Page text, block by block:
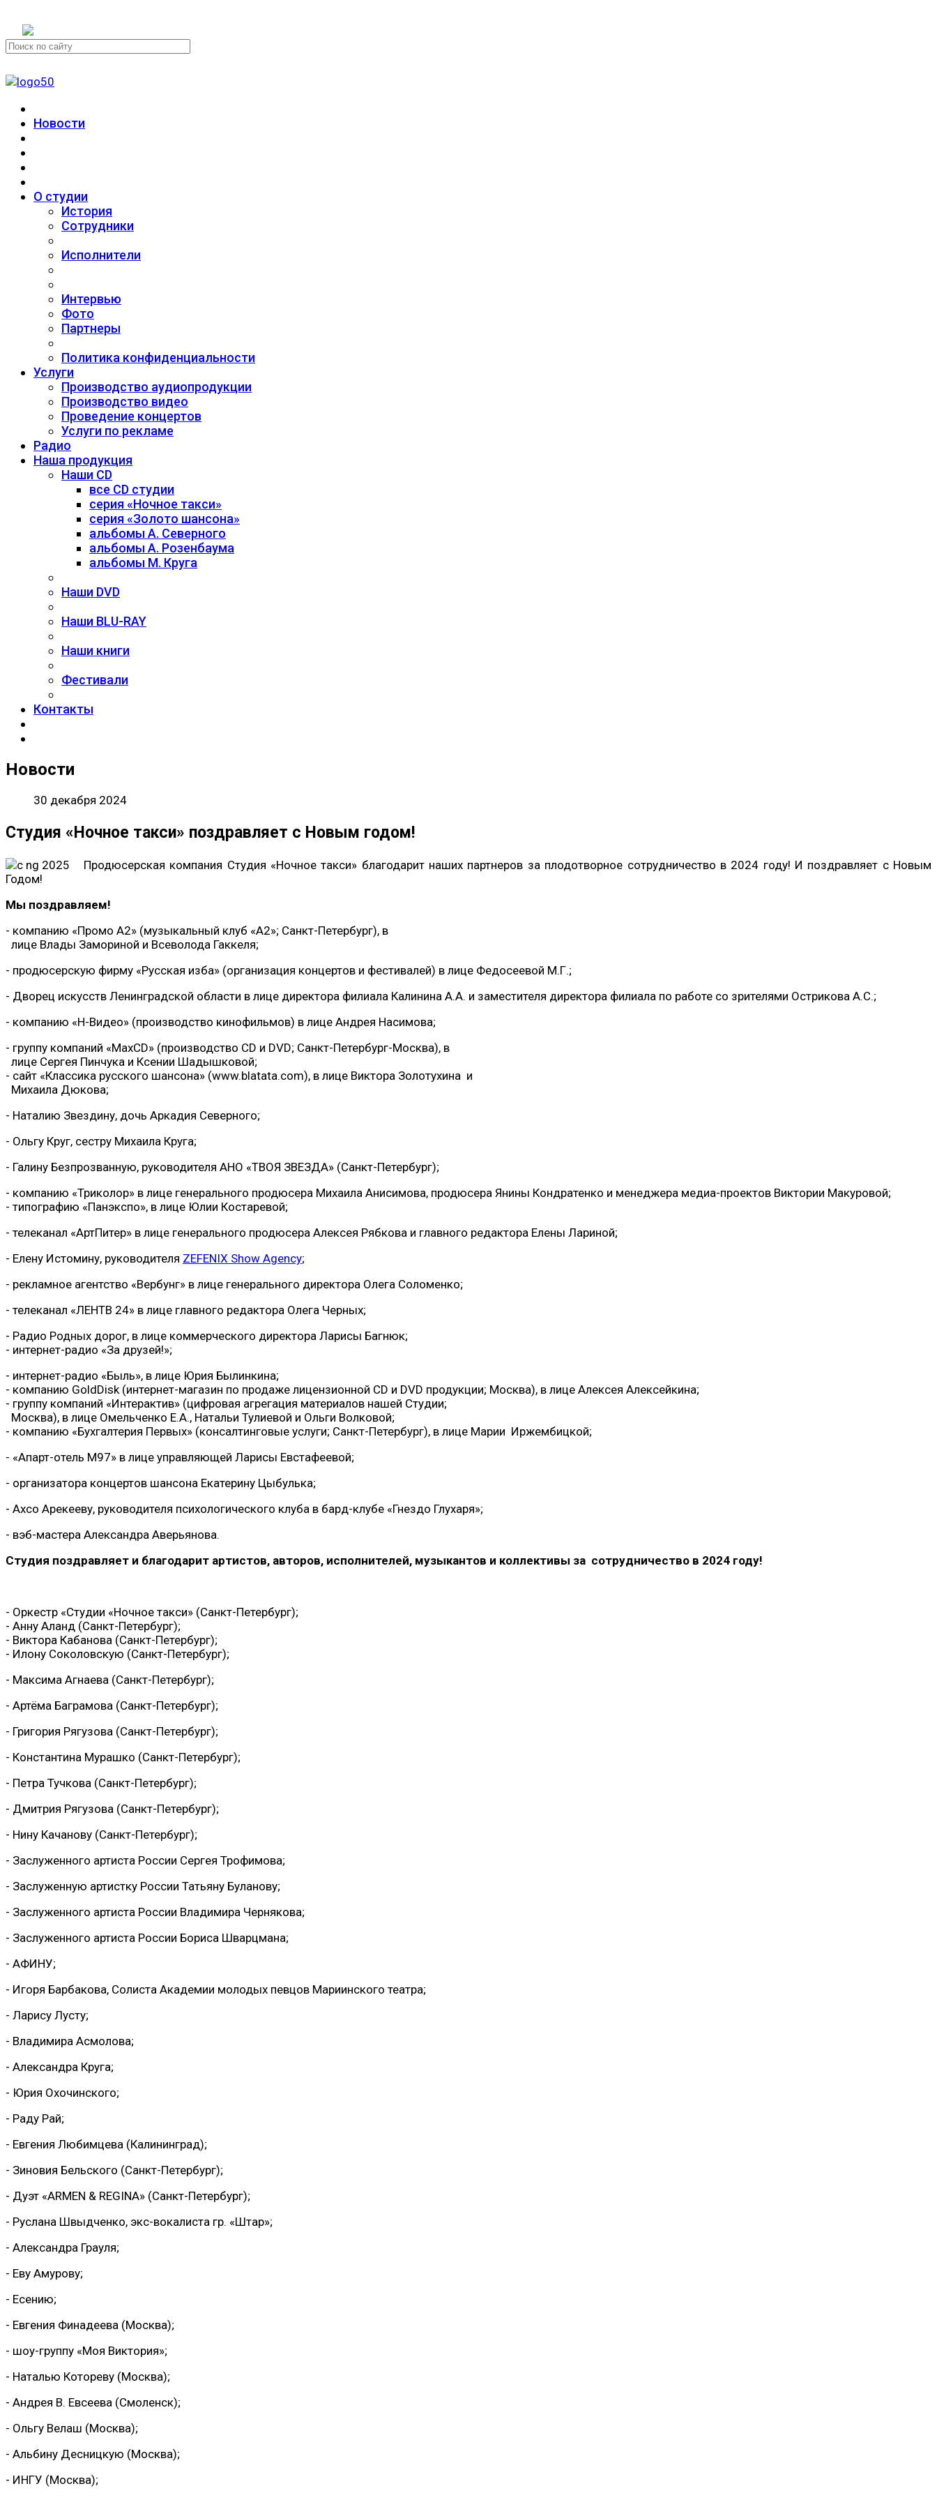
Новости
О студии
История
Сотрудники
Исполнители
Интервью
Фото
Партнеры
Политика конфиденциальности
Услуги
Производство аудиопродукции
Производство видео
Проведение концертов
Услуги по рекламе
Радио
Наша продукция
Наши CD
все CD студии
серия «Ночное такси»
серия «Золото шансона»
альбомы А. Северного
альбомы А. Розенбаума
альбомы М. Круга
Наши DVD
Наши BLU-RAY
Наши книги
Фестивали
Контакты
Новости
30 декабря 2024
Студия «Ночное такси» поздравляет с Новым годом!
Продюсерская компания Студия «Ночное такси» благодарит наших партнеров за плодотворное сотрудничество в 2024 году! И поздравляет с Новым
Годом!
Мы поздравляем!
- компанию «Промо А2» (музыкальный клуб «A2»; Санкт-Петербург), в
лице Влады Замориной и Всеволода Гаккеля;
- продюсерскую фирму «Русская изба» (организация концертов и фестивалей) в лице Федосеевой М.Г.;
- Дворец искусств Ленинградской области в лице директора филиала Калинина А.А. и заместителя директора филиала по работе со зрителями Острикова А.С.;
- компанию «Н-Видео» (производство кинофильмов) в лице Андрея Насимова;
- группу компаний «МаxCD» (производство CD и DVD; Санкт-Петербург-Москва), в
лице Сергея Пинчука и Ксении Шадышковой;
- сайт «Классика русского шансона» (www.blatata.com), в лице Виктора Золотухина и
Михаила Дюкова;
- Наталию Звездину, дочь Аркадия Северного;
- Ольгу Круг, сестру Михаила Круга;
- Галину Безпрозванную, руководителя АНО «ТВОЯ ЗВЕЗДА» (Санкт-Петербург);
- компанию «Триколор» в лице генерального продюсера Михаила Анисимова, продюсера Янины Кондратенко и менеджера медиа-проектов Виктории Макуровой;
- типографию «Панэкспо», в лице Юлии Костаревой;
- телеканал «АртПитер» в лице генерального продюсера Алексея Рябкова и главного редактора Елены Лариной;
- Елену Истомину, руководителя ZEFENIX Show Agency;
- рекламное агентство «Вербунг» в лице генерального директора Олега Соломенко;
- телеканал «ЛЕНТВ 24» в лице главного редактора Олега Черных;
- Радио Родных дорог, в лице коммерческого директора Ларисы Багнюк;
- интернет-радио «За друзей!»;
- интернет-радио «Быль», в лице Юрия Былинкина;
- компанию GoldDisk (интернет-магазин по продаже лицензионной CD и DVD продукции; Москва), в лице Алексея Алексейкина;
- группу компаний «Интерактив» (цифровая агрегация материалов нашей Студии;
Москва), в лице Омельченко Е.А., Натальи Тулиевой и Ольги Волковой;
- компанию «Бухгалтерия Первых» (консалтинговые услуги; Санкт-Петербург), в лице Марии Иржембицкой;
- «Апарт-отель М97» в лице управляющей Ларисы Евстафеевой;
- организатора концертов шансона Екатерину Цыбулька;
- Ахсо Арекееву, руководителя психологического клуба в бард-клубе «Гнездо Глухаря»;
- вэб-мастера Александра Аверьянова.
Студия поздравляет и благодарит артистов, авторов, исполнителей, музыкантов и коллективы за сотрудничество в 2024 году!
- Оркестр «Студии «Ночное такси» (Санкт-Петербург);
- Анну Аланд (Санкт-Петербург);
- Виктора Кабанова (Санкт-Петербург);
- Илону Соколовскую (Санкт-Петербург);
- Максима Агнаева (Санкт-Петербург);
- Артёма Баграмова (Санкт-Петербург);
- Григория Рягузова (Санкт-Петербург);
- Константина Мурашко (Санкт-Петербург);
- Петра Тучкова (Санкт-Петербург);
- Дмитрия Рягузова (Санкт-Петербург);
- Нину Качанову (Санкт-Петербург);
- Заслуженного артиста России Сергея Трофимова;
- Заслуженную артистку России Татьяну Буланову;
- Заслуженного артиста России Владимира Чернякова;
- Заслуженного артиста России Бориса Шварцмана;
- АФИНУ;
- Игоря Барбакова, Солиста Академии молодых певцов Мариинского театра;
- Ларису Лусту;
- Владимира Асмолова;
- Александра Круга;
- Юрия Охочинского;
- Раду Рай;
- Евгения Любимцева (Калининград);
- Зиновия Бельского (Санкт-Петербург);
- Дуэт «ARMEN & REGINA» (Санкт-Петербург);
- Руслана Швыдченко, экс-вокалиста гр. «Штар»;
- Александра Грауля;
- Еву Амурову;
- Есению;
- Евгения Финадеева (Москва);
- шоу-группу «Моя Виктория»;
- Наталью Котореву (Москва);
- Андрея В. Евсеева (Смоленск);
- Ольгу Велаш (Москва);
- Альбину Десницкую (Москва);
- ИНГУ (Москва);